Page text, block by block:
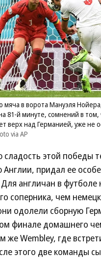
мяча в ворота Мануэля
81-й минуте, сомнений в том,
верх над Германией, уже не
via AP
этой победы
Англии, придал ее
Для англичан в футболе
соперника, чем
одолели сборную
финале домашнего
же Wembley, где
этого две команды